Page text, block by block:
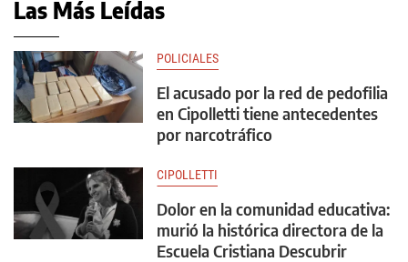
Las Más Leídas
POLICIALES
El acusado por la red de pedofilia
en Cipolletti tiene antecedentes
por narcotráfico
CIPOLLETTI
Dolor en la comunidad educativa:
murió la histórica directora de la
Escuela Cristiana Descubrir